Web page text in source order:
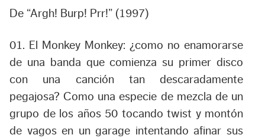
De “Argh! Burp! Prr!” (1997)
01. El Monkey Monkey: ¿como no enamorarse
de una banda que comienza su primer disco
con una canción tan descaradamente
pegajosa? Como una especie de mezcla de un
grupo de los años 50 tocando twist y montón
de vagos en un garage intentando afinar sus